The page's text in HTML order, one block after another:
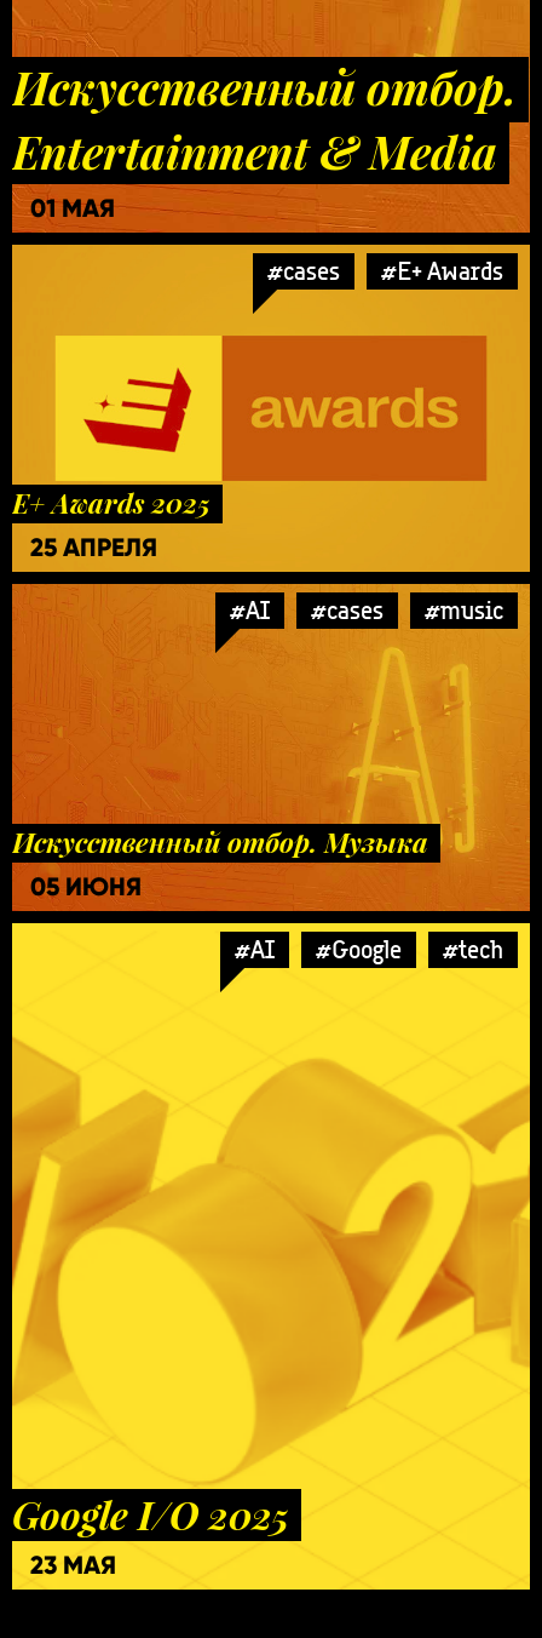
Искусственный отбор.
Entertainment & Media
01 МАЯ
#cases #E+ Awards
E+ Awards 2025
25 АПРЕЛЯ
#AI #cases #music
Искусственный отбор. Музыка
05 ИЮНЯ
#AI #Google #tech
Google I/O 2025
23 МАЯ